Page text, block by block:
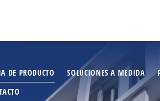
DE PRODUCTO SOLUCIONES A MEDIDA